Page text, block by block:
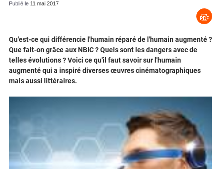
Publié le 11 mai 2017
Qu'est-ce qui différencie l'humain réparé de l'humain augmenté ?
Que fait-on grâce aux NBIC ? Quels sont les dangers avec de
telles évolutions ? Voici ce qu'il faut savoir sur l'humain
augmenté qui a inspiré diverses œuvres cinématographiques
mais aussi littéraires.